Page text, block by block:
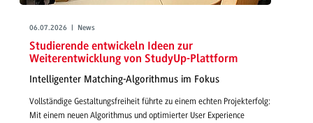
06.07.2026 | News
Studierende entwickeln Ideen zur
Weiterentwicklung von StudyUp-Plattform
Intelligenter Matching-Algorithmus im Fokus
Vollständige Gestaltungsfreiheit führte zu einem echten Projekterfolg:
Mit einem neuen Algorithmus und optimierter User Experience